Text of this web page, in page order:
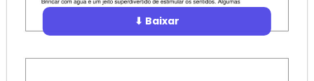
⬇ Baixar